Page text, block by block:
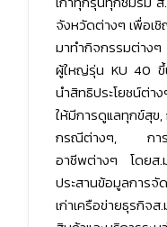
จังหวัดต่างๆ เพื่อเ
มาทำกิจกรรมต่า
ผู้ใหญ่รุ่น KU 40 ขึ้น
นำสิทธิประโยชน์ต่า
ให้มีการดูแลทุกข์สุข,
กรณีต่างๆ, การปร
อาชีพต่างๆ โดยส.
ประสานข้อมูลกา
เก่าเครือข่ายธุรกิจ